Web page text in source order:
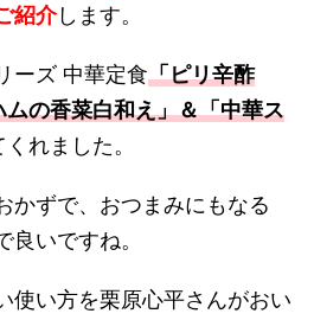
紹介します。
ーズ 中華定食「ピリ辛酢
の香菜白和え」＆「中華ス
れました。
かずで、おつまみにもなる
良いですね。
使い方を栗原心平さんがおい